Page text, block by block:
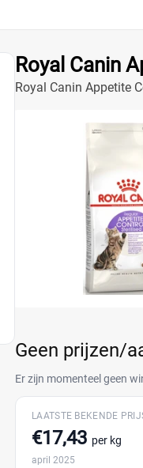
Royal Canin
Royal Canin Appetite
Geen prijzen/
Er zijn momenteel geen
LAATSTE BEKENDE
€17,43 per kg
april 2025